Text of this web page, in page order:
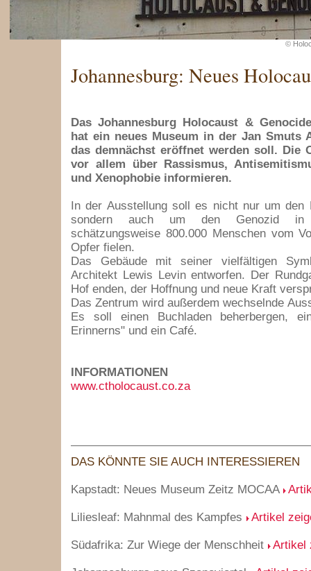
©
Johannesburg: Neues
Das Johannesburg Holocaust &
hat ein neues Museum in der Jan Smuts
das demnächst eröffnet werden soll. Die
vor allem über Rassismus,
und Xenophobie informieren.
In der Ausstellung soll es nicht nur um den
sondern auch um den Genozid in
schätzungsweise 800.000 Menschen vom
Opfer fielen.
Das Gebäude mit seiner vielfältigen
Architekt Lewis Levin entworfen. Der
Hof enden, der Hoffnung und neue Kraft
Das Zentrum wird außerdem wechselnde
Es soll einen Buchladen beherbergen,
Erinnerns" und ein Café.
INFORMATIONEN
www.ctholocaust.co.za
DAS KÖNNTE SIE AUCH INTERESSIEREN
Kapstadt: Neues Museum Zeitz MOCAA
Liliesleaf: Mahnmal des Kampfes Artikel
Südafrika: Zur Wiege der Menschheit Artikel